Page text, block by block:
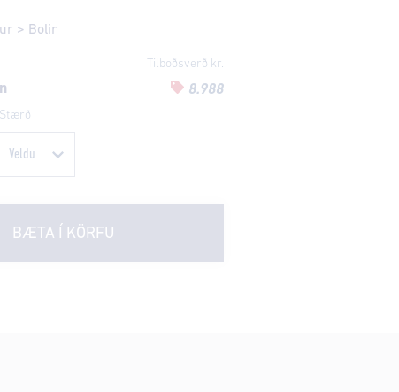
> Bolir
Tilboðsverð kr.
8.988
Stærð
BÆTA Í KÖRFU